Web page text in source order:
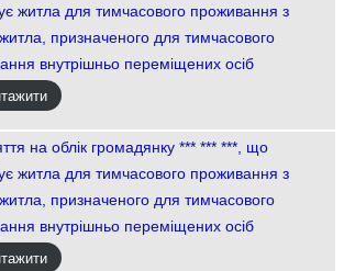
житла для тимчасового проживання з
призначеного для тимчасового
внутрішньо переміщених осіб
на облік громадянку *** *** ***, що
житла для тимчасового проживання з
призначеного для тимчасового
внутрішньо переміщених осіб